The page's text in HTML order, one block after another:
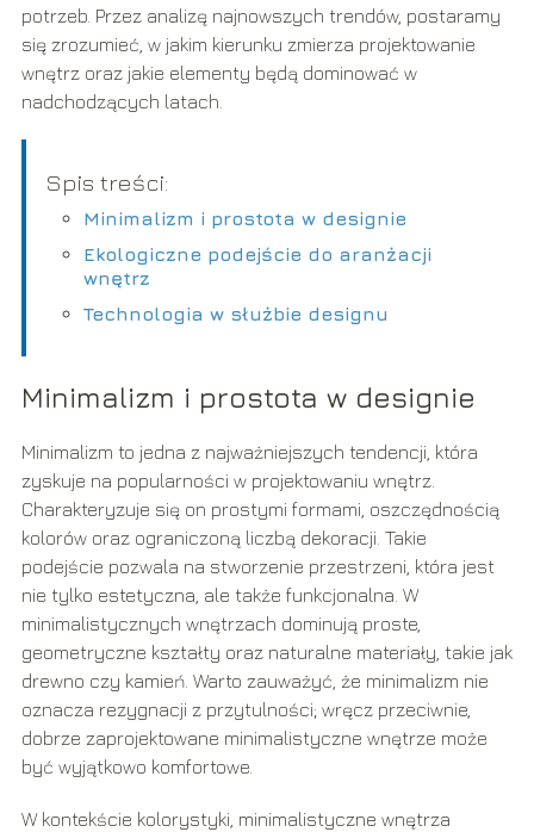
potrzeb. Przez analizę najnowszych trendów, postaramy
się zrozumieć, w jakim kierunku zmierza projektowanie
wnętrz oraz jakie elementy będą dominować w
nadchodzących latach.
Spis treści:
Minimalizm i prostota w designie
Ekologiczne podejście do aranżacji
wnętrz
Technologia w służbie designu
Minimalizm i prostota w designie
Minimalizm to jedna z najważniejszych tendencji, która
zyskuje na popularności w projektowaniu wnętrz.
Charakteryzuje się on prostymi formami, oszczędnością
kolorów oraz ograniczoną liczbą dekoracji. Takie
podejście pozwala na stworzenie przestrzeni, która jest
nie tylko estetyczna, ale także funkcjonalna. W
minimalistycznych wnętrzach dominują proste,
geometryczne kształty oraz naturalne materiały, takie jak
drewno czy kamień. Warto zauważyć, że minimalizm nie
oznacza rezygnacji z przytulności; wręcz przeciwnie,
dobrze zaprojektowane minimalistyczne wnętrze może
być wyjątkowo komfortowe.
W kontekście kolorystyki, minimalistyczne wnętrza